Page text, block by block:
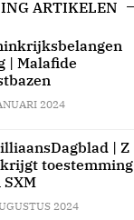
ARTIKELEN
| Malafide
2024
| Z
toestemming
SXM
2024